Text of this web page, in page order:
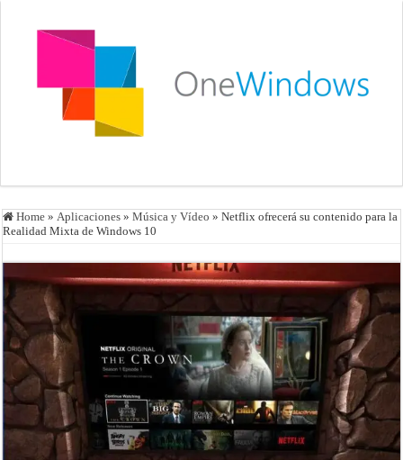
Home » Aplicaciones » Música y Vídeo » Netflix ofrecerá su contenido para la
Realidad Mixta de Windows 10